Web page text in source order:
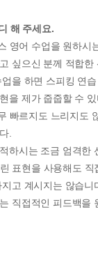
해 주세요.
영어 수업을 원하시
싶으신 분께 적합
을 하면 스피킹 연
을 제가 줍줍할 수
빠르지도 느리지도
.
하시는 조금 엄격한
표현을 사용해도 직
고 계시지는 않습니
직접적인 피드백을